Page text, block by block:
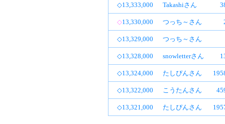
◇13,333,000 Takashiさん
◇13,330,000 つっち～さん
◇13,329,000 つっち～さん
◇13,328,000 snowletterさん
◇13,324,000 たしぴんさん
◇13,322,000 こうたんさん
◇13,321,000 たしぴんさん